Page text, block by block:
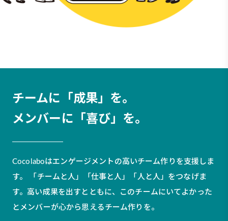
チームに「成果」を。
メンバーに「喜び」を。
Cocolaboはエンゲージメントの高いチーム作りを支援しま
す。
「チームと人」「仕事と人」「人と人」をつなげま
す。 高い成果を出すとともに、このチームにいてよかった
と メンバーが心から思えるチーム作りを。